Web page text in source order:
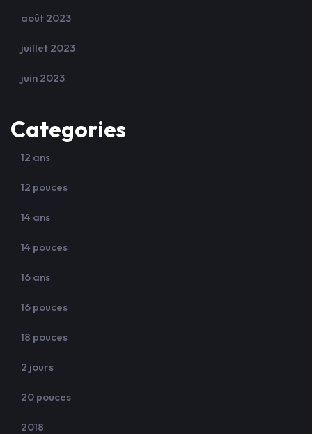
août 2023
juillet 2023
juin 2023
Categories
12 ans
12 pouces
14 ans
14 pouces
16 ans
16 pouces
18 pouces
2 jours
20 pouces
2018